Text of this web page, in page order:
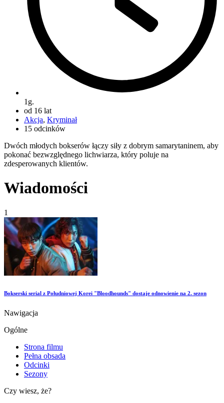
1g.
od 16 lat
Akcja, Kryminał
15 odcinków
Dwóch młodych bokserów łączy siły z dobrym samarytaninem, aby
pokonać bezwzględnego lichwiarza, który poluje na
zdesperowanych klientów.
Wiadomości
1
Bokserski serial z Południowej Korei "Bloodhounds" dostaje odnowienie na 2. sezon
Nawigacja
Ogólne
Strona filmu
Pełna obsada
Odcinki
Sezony
Czy wiesz, że?